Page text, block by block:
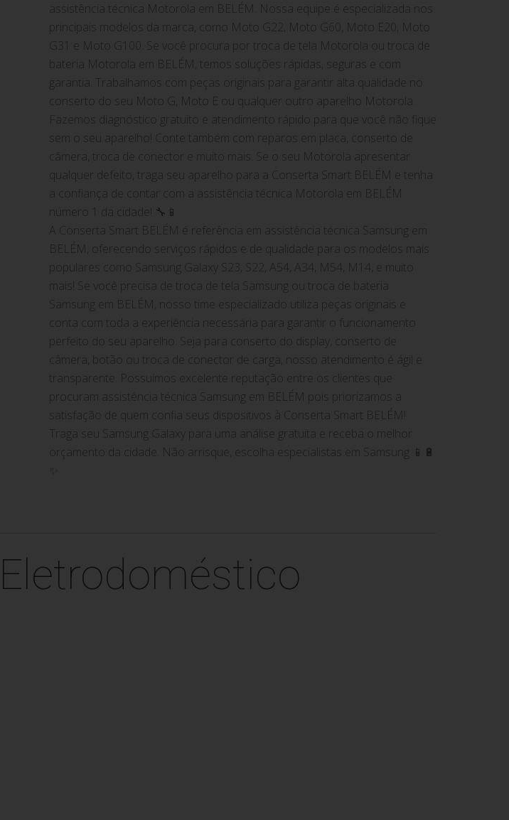
assistência técnica Motorola em BELÉM. Nossa equipe é especializada nos
principais modelos da marca, como Moto G22, Moto G60, Moto E20, Moto
G31 e Moto G100. Se você procura por troca de tela Motorola ou troca de
bateria Motorola em BELÉM, temos soluções rápidas, seguras e com
garantia. Trabalhamos com peças originais para garantir alta qualidade no
conserto do seu Moto G, Moto E ou qualquer outro aparelho Motorola.
Fazemos diagnóstico gratuito e atendimento rápido para que você não fique
sem o seu aparelho! Conte também com reparos em placa, conserto de
câmera, troca de conector e muito mais. Se o seu Motorola apresentar
qualquer defeito, traga seu aparelho para a Conserta Smart BELÉM e tenha
a confiança de contar com a assistência técnica Motorola em BELÉM
número 1 da cidade! 🔧📱
A Conserta Smart BELÉM é referência em assistência técnica Samsung em
BELÉM, oferecendo serviços rápidos e de qualidade para os modelos mais
populares como Samsung Galaxy S23, S22, A54, A34, M54, M14, e muito
mais! Se você precisa de troca de tela Samsung ou troca de bateria
Samsung em BELÉM, nosso time especializado utiliza peças originais e
conta com toda a experiência necessária para garantir o funcionamento
perfeito do seu aparelho. Seja para conserto do display, conserto de
câmera, botão ou troca de conector de carga, nosso atendimento é ágil e
transparente. Possuímos excelente reputação entre os clientes que
procuram assistência técnica Samsung em BELÉM pois priorizamos a
satisfação de quem confia seus dispositivos à Conserta Smart BELÉM!
Traga seu Samsung Galaxy para uma análise gratuita e receba o melhor
orçamento da cidade. Não arrisque, escolha especialistas em Samsung 📱🔋